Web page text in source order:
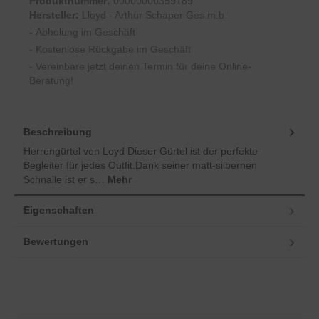
Hersteller: Lloyd - Arthur Schaper Ges.m.b.
- Abholung im Geschäft
- Kostenlose Rückgabe im Geschäft
- Vereinbare jetzt deinen Termin für deine Online-
Beratung!
Beschreibung
Herrengürtel von Loyd Dieser Gürtel ist der perfekte
Begleiter für jedes Outfit.Dank seiner matt-silbernen
Schnalle ist er s… Mehr
Eigenschaften
Bewertungen